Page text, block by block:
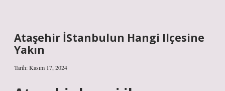
Ataşehir İStanbulun Hangi Ilçesine
Yakın
Tarih: Kasım 17, 2024